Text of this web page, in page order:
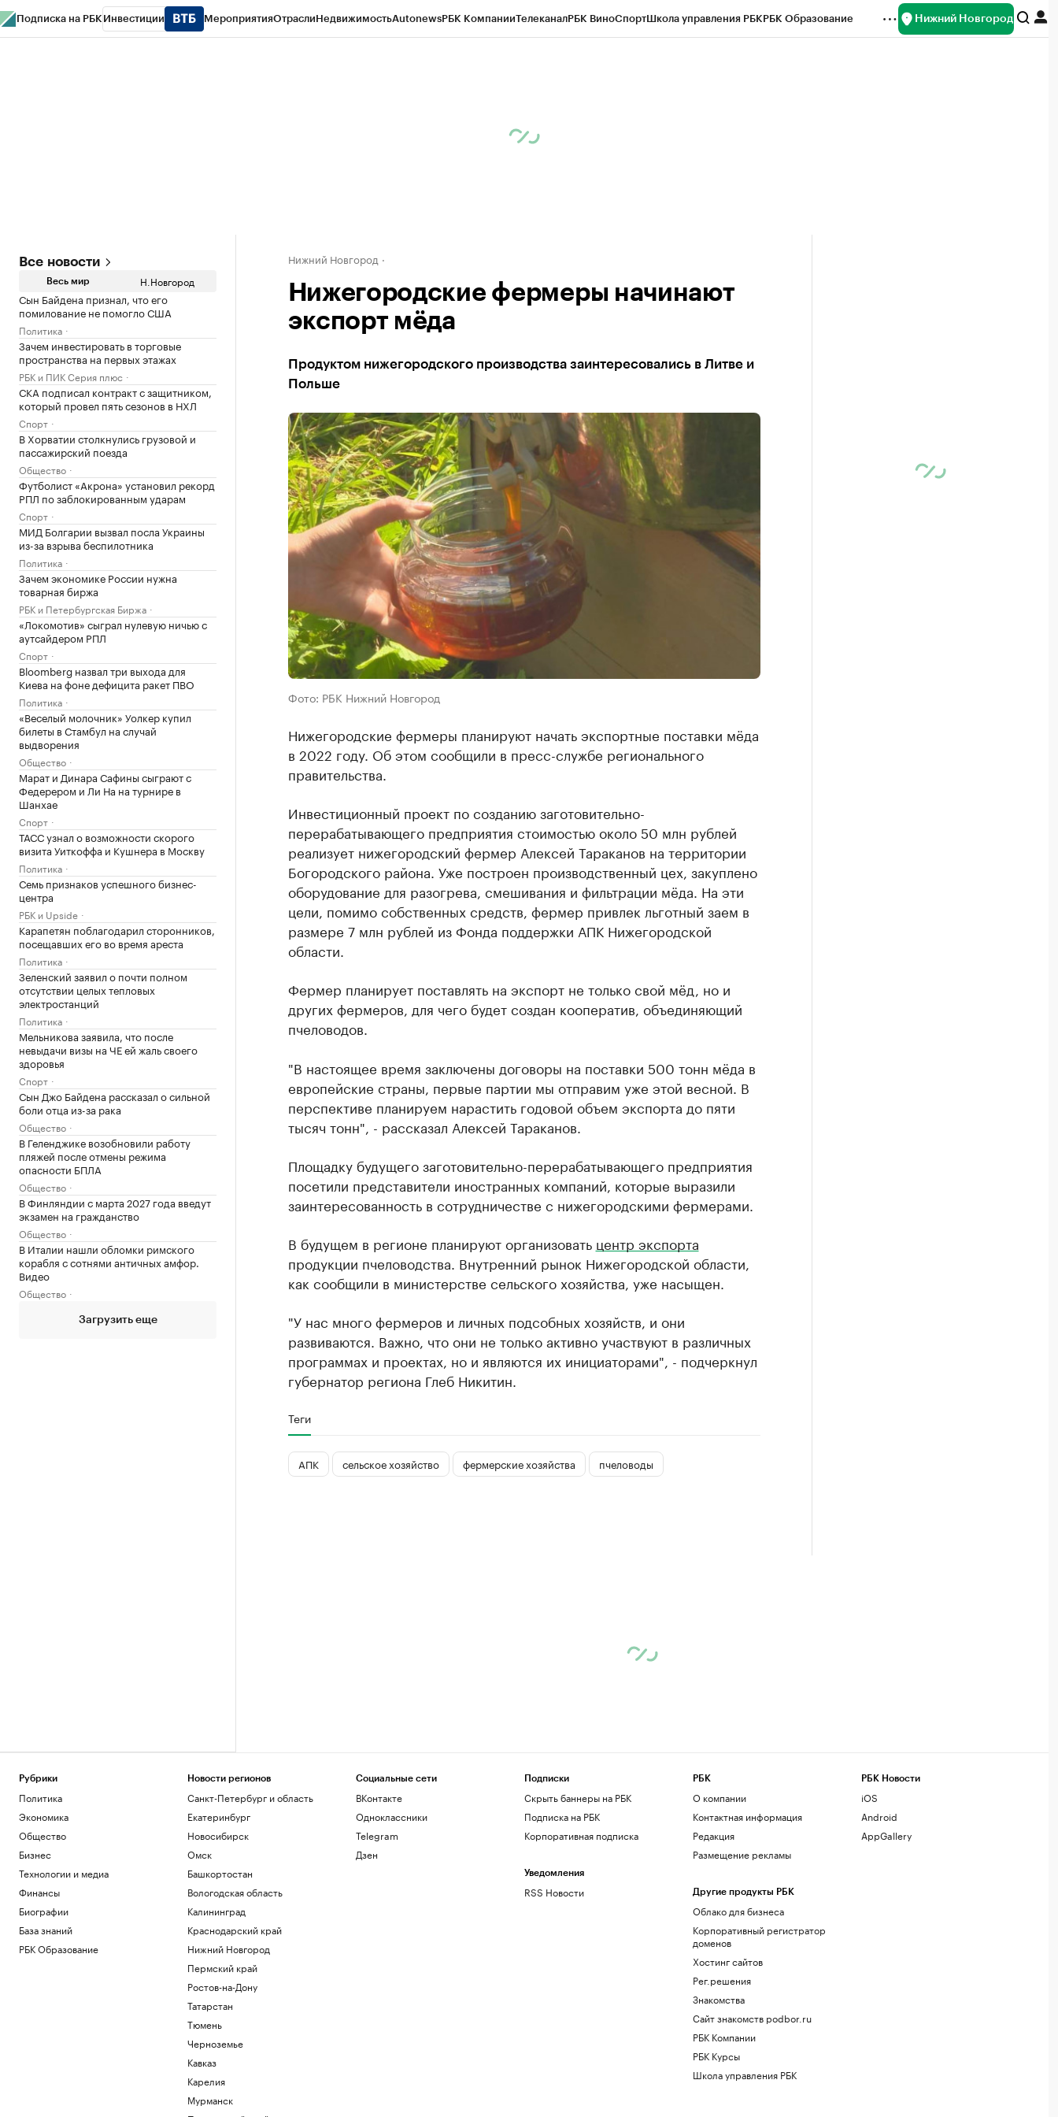
Подписка на РБК Инвестиции МероприятияОтраслиНедвижимостьAutonewsРБК КомпанииТелеканалРБК ВиноСпортШкола управления РБКРБК Образование Нижний Новгород
Все новости
Весь мир Н.Новгород
Сын Байдена признал, что его
помилование не помогло США
Политика
Зачем инвестировать в торговые
пространства на первых этажах
РБК и ПИК Серия плюс
СКА подписал контракт с защитником,
который провел пять сезонов в НХЛ
Спорт
В Хорватии столкнулись грузовой и
пассажирский поезда
Общество
Футболист «Акрона» установил рекорд
РПЛ по заблокированным ударам
Спорт
МИД Болгарии вызвал посла Украины
из-за взрыва беспилотника
Политика
Зачем экономике России нужна
товарная биржа
РБК и Петербургская Биржа
«Локомотив» сыграл нулевую ничью с
аутсайдером РПЛ
Спорт
Bloomberg назвал три выхода для
Киева на фоне дефицита ракет ПВО
Политика
«Веселый молочник» Уолкер купил
билеты в Стамбул на случай
выдворения
Общество
Марат и Динара Сафины сыграют с
Федерером и Ли На на турнире в
Шанхае
Спорт
ТАСС узнал о возможности скорого
визита Уиткоффа и Кушнера в Москву
Политика
Семь признаков успешного бизнес-
центра
РБК и Upside
Карапетян поблагодарил сторонников,
посещавших его во время ареста
Политика
Зеленский заявил о почти полном
отсутствии целых тепловых
электростанций
Политика
Мельникова заявила, что после
невыдачи визы на ЧЕ ей жаль своего
здоровья
Спорт
Сын Джо Байдена рассказал о сильной
боли отца из-за рака
Общество
В Геленджике возобновили работу
пляжей после отмены режима
опасности БПЛА
Общество
В Финляндии с марта 2027 года введут
экзамен на гражданство
Общество
В Италии нашли обломки римского
корабля с сотнями античных амфор.
Видео
Общество
Загрузить еще
Нижний Новгород
Нижегородские фермеры начинают
экспорт мёда
Продуктом нижегородского производства заинтересовались в Литве и
Польше
Фото: РБК Нижний Новгород
Нижегородские фермеры планируют начать экспортные поставки мёда
в 2022 году. Об этом сообщили в пресс-службе регионального
правительства.
Инвестиционный проект по созданию заготовительно-
перерабатывающего предприятия стоимостью около 50 млн рублей
реализует нижегородский фермер Алексей Тараканов на территории
Богородского района. Уже построен производственный цех, закуплено
оборудование для разогрева, смешивания и фильтрации мёда. На эти
цели, помимо собственных средств, фермер привлек льготный заем в
размере 7 млн рублей из Фонда поддержки АПК Нижегородской
области.
Фермер планирует поставлять на экспорт не только свой мёд, но и
других фермеров, для чего будет создан кооператив, объединяющий
пчеловодов.
"В настоящее время заключены договоры на поставки 500 тонн мёда в
европейские страны, первые партии мы отправим уже этой весной. В
перспективе планируем нарастить годовой объем экспорта до пяти
тысяч тонн", - рассказал Алексей Тараканов.
Площадку будущего заготовительно-перерабатывающего предприятия
посетили представители иностранных компаний, которые выразили
заинтересованность в сотрудничестве с нижегородскими фермерами.
В будущем в регионе планируют организовать центр экспорта
продукции пчеловодства. Внутренний рынок Нижегородской области,
как сообщили в министерстве сельского хозяйства, уже насыщен.
"У нас много фермеров и личных подсобных хозяйств, и они
развиваются. Важно, что они не только активно участвуют в различных
программах и проектах, но и являются их инициаторами", - подчеркнул
губернатор региона Глеб Никитин.
Теги
АПК сельское хозяйство фермерские хозяйства пчеловоды
Рубрики
Политика
Экономика
Общество
Бизнес
Технологии и медиа
Финансы
Биографии
База знаний
РБК Образование
Новости регионов
Санкт-Петербург и область
Екатеринбург
Новосибирск
Омск
Башкортостан
Вологодская область
Калининград
Краснодарский край
Нижний Новгород
Пермский край
Ростов-на-Дону
Татарстан
Тюмень
Черноземье
Кавказ
Карелия
Мурманск
Социальные сети
ВКонтакте
Одноклассники
Telegram
Дзен
Подписки
Скрыть баннеры на РБК
Подписка на РБК
Корпоративная подписка
Уведомления
RSS Новости
РБК
О компании
Контактная информация
Редакция
Размещение рекламы
Другие продукты РБК
Облако для бизнеса
Корпоративный регистратор
доменов
Хостинг сайтов
Рег.решения
Знакомства
Сайт знакомств podbor.ru
РБК Компании
РБК Курсы
Школа управления РБК
РБК Новости
iOS
Android
AppGallery